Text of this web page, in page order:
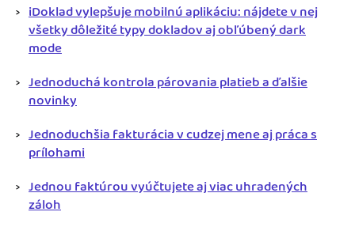
iDoklad vylepšuje mobilnú aplikáciu: nájdete v nej
všetky dôležité typy dokladov aj obľúbený dark
mode
Jednoduchá kontrola párovania platieb a ďalšie
novinky
Jednoduchšia fakturácia v cudzej mene aj práca s
prílohami
Jednou faktúrou vyúčtujete aj viac uhradených
záloh